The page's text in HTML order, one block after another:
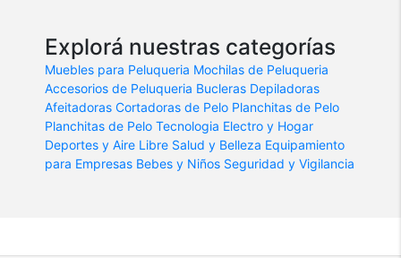
Explorá nuestras categorías
Muebles para Peluqueria Mochilas de Peluqueria
Accesorios de Peluqueria Bucleras Depiladoras
Afeitadoras Cortadoras de Pelo Planchitas de Pelo
Planchitas de Pelo Tecnologia Electro y Hogar
Deportes y Aire Libre Salud y Belleza Equipamiento
para Empresas Bebes y Niños Seguridad y Vigilancia